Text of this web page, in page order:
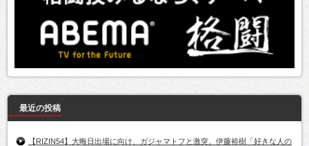
最近の投稿
【RIZIN54】大晦日出場に向け、ガジャマトフと激突。伊藤裕樹「好きな人の